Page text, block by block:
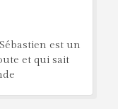
est un
et qui sait